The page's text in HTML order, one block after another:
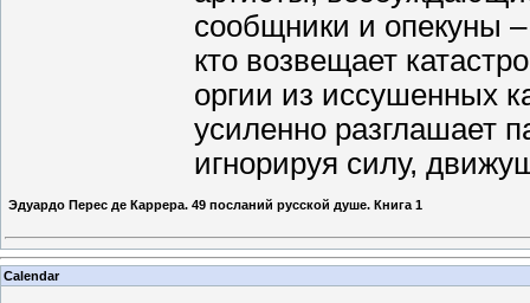
сообщники и опекуны
кто возвещает
оргии из иссушенных
усиленно разглашает
игнорируя силу,
Эдуардо Перес де Каррера. 49 посланий русской душе. Книга 1
Calendar